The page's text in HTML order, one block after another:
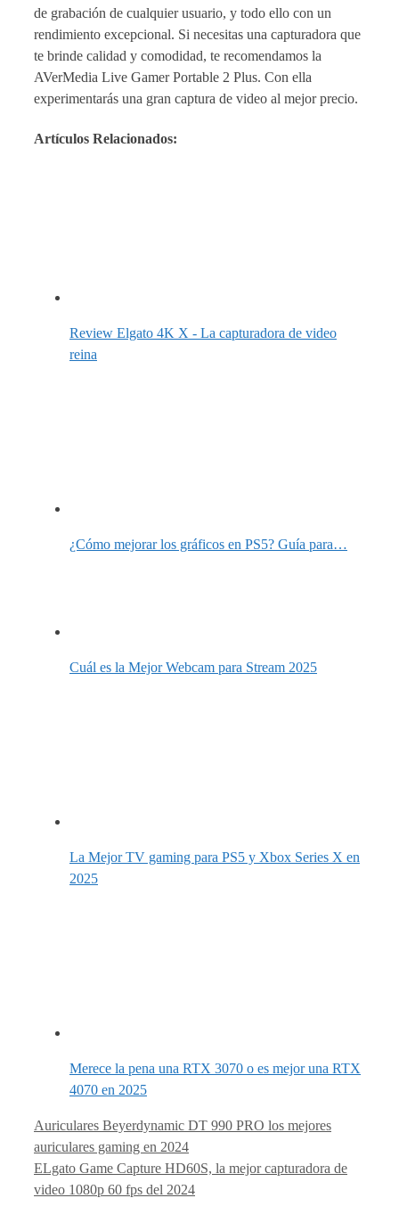
de grabación de cualquier usuario, y todo ello con un
rendimiento excepcional. Si necesitas una capturadora que
te brinde calidad y comodidad, te recomendamos la
AVerMedia Live Gamer Portable 2 Plus. Con ella
experimentarás una gran captura de video al mejor precio.
Artículos Relacionados:
Review Elgato 4K X - La capturadora de video
reina
¿Cómo mejorar los gráficos en PS5? Guía para…
Cuál es la Mejor Webcam para Stream 2025
La Mejor TV gaming para PS5 y Xbox Series X en
2025
Merece la pena una RTX 3070 o es mejor una RTX
4070 en 2025
Auriculares Beyerdynamic DT 990 PRO los mejores
auriculares gaming en 2024
ELgato Game Capture HD60S, la mejor capturadora de
video 1080p 60 fps del 2024